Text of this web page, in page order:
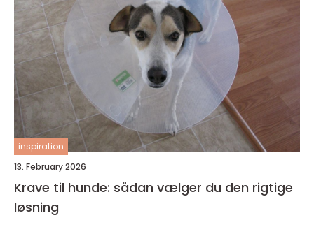
inspiration
13. February 2026
Krave til hunde: sådan vælger du den rigtige
løsning